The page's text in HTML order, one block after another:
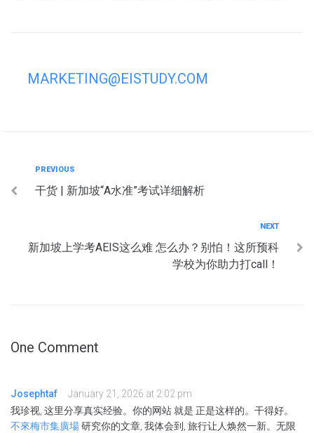
MARKETING@EISTUDY.COM
Post
navigation
Previous
PREVIOUS
干货 | 新加坡“A水准”考试详细解析
NEXT
新加坡上学考AEIS这么难 怎么办？别怕！这所预科
学校为你助力打call！
One Comment
Josephtaf
January 21, 2026 at 2:02 pm
我珍视, 这里分享真实经验。你的网站 就是 正是这样的。干得好。
不來梅市集廣場研究你的文章, 我体会到, 旅行让人焕然一新。无限